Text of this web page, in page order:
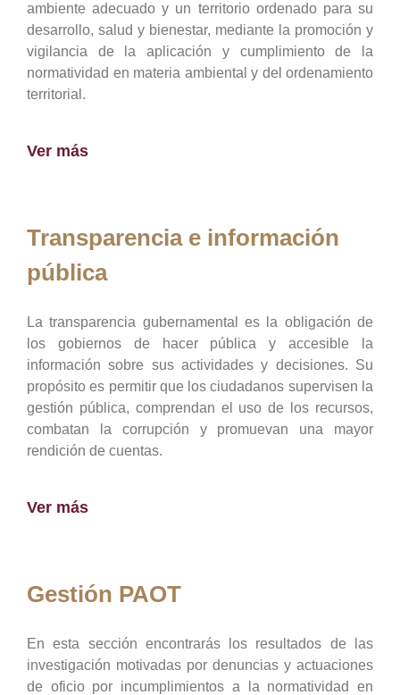
ambiente adecuado y un territorio ordenado para su
desarrollo, salud y bienestar, mediante la promoción y
vigilancia de la aplicación y cumplimiento de la
normatividad en materia ambiental y del ordenamiento
territorial.
Ver más
Transparencia e información
pública
La transparencia gubernamental es la obligación de
los gobiernos de hacer pública y accesible la
información sobre sus actividades y decisiones. Su
propósito es permitir que los ciudadanos supervisen la
gestión pública, comprendan el uso de los recursos,
combatan la corrupción y promuevan una mayor
rendición de cuentas.
Ver más
Gestión PAOT
En esta sección encontrarás los resultados de las
investigación motivadas por denuncias y actuaciones
de oficio por incumplimientos a la normatividad en